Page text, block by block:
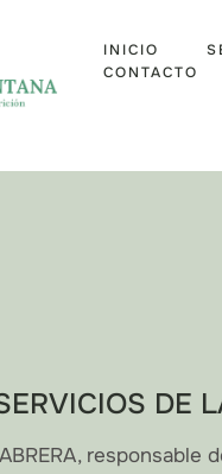
INICIO
CONTACTO
DE